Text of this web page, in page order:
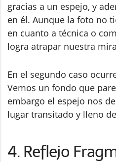
gracias a un espejo, y
en él. Aunque la foto no
en cuanto a técnica o
logra atrapar nuestra
En el segundo caso
Vemos un fondo que
embargo el espejo nos
lugar transitado y lleno
4. Reflejo